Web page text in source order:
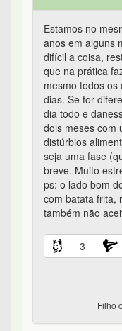
Estamos no
anos em alguns
difícil a coisa,
que na prática
mesmo todos
dias. Se for
dia todo e
dois meses com
distúrbios
seja uma fase
breve. Muito
ps: o lado bom
com batata frita,
também não
3
Filho